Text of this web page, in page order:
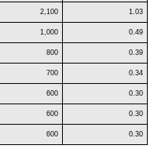
2,100 1.03
1,000 0.49
800 0.39
700 0.34
600 0.30
600 0.30
600 0.30